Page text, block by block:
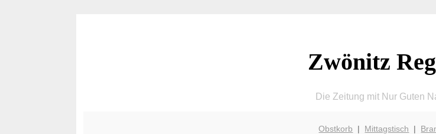
Zwönitz
Die Zeitung mit Nur Guten
Obstkorb | Mittagstisch |